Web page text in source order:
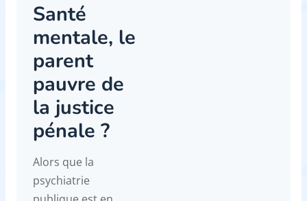
Santé
mentale, le
parent
pauvre de
la justice
pénale ?
Alors que la
psychiatrie